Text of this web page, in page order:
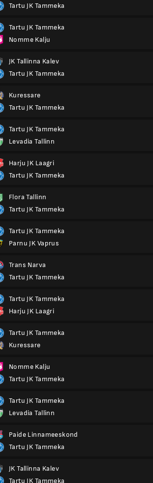
Tartu JK Tammeka
Tartu JK Tammeka
Nomme Kalju
JK Tallinna Kalev
Tartu JK Tammeka
Kuressare
Tartu JK Tammeka
Tartu JK Tammeka
Levadia Tallinn
Harju JK Laagri
Tartu JK Tammeka
Flora Tallinn
Tartu JK Tammeka
Tartu JK Tammeka
Parnu JK Vaprus
Trans Narva
Tartu JK Tammeka
Tartu JK Tammeka
Harju JK Laagri
Tartu JK Tammeka
Kuressare
Nomme Kalju
Tartu JK Tammeka
Tartu JK Tammeka
Levadia Tallinn
Paide Linnameeskond
Tartu JK Tammeka
JK Tallinna Kalev
Tartu JK Tammeka